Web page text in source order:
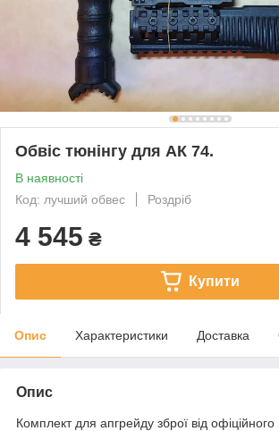
Обвіс тюнінгу для АК 74.
В наявності
Код: лучший обвес
Роздріб
4 545 ₴
Купити
Опис Характеристики Доставка
Опис
Комплект для апгрейду зброї від